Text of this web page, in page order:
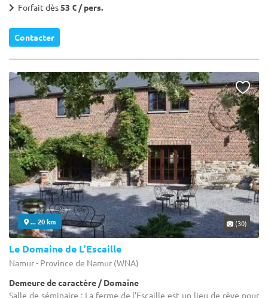
Forfait dès53 € / pers.
Contacter
... 20 km (30)
Le Domaine de L’Escaille
Namur - Province de Namur (WNA)
Demeure de caractère / Domaine
Salle de séminaire : La ferme de l'Escaille est un lieu de rêve pour